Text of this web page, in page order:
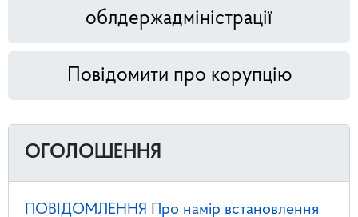
облдержадміністрації
Повідомити про корупцію
ОГОЛОШЕННЯ
ПОВІДОМЛЕННЯ Про намір встановлення